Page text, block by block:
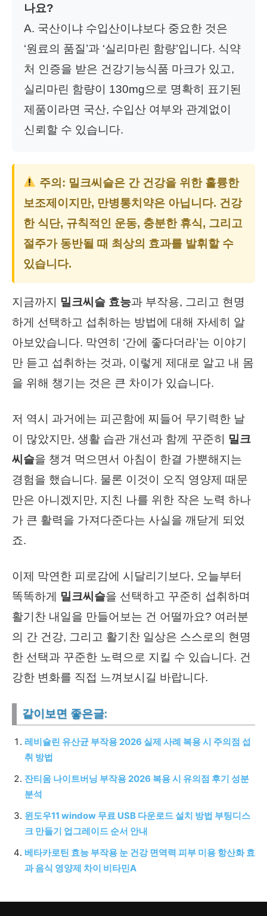
나요?
A. 국산이냐 수입산이냐보다 중요한 것은
‘원료의 품질’과 ‘실리마린 함량’입니다. 식약
처 인증을 받은 건강기능식품 마크가 있고,
실리마린 함량이 130mg으로 명확히 표기된
제품이라면 국산, 수입산 여부와 관계없이
신뢰할 수 있습니다.
주의: 밀크씨슬은 간 건강을 위한 훌륭한
보조제이지만, 만병통치약은 아닙니다. 건강
한 식단, 규칙적인 운동, 충분한 휴식, 그리고
절주가 동반될 때 최상의 효과를 발휘할 수
있습니다.
지금까지 밀크씨슬 효능과 부작용, 그리고 현명
하게 선택하고 섭취하는 방법에 대해 자세히 알
아보았습니다. 막연히 ‘간에 좋다더라’는 이야기
만 듣고 섭취하는 것과, 이렇게 제대로 알고 내 몸
을 위해 챙기는 것은 큰 차이가 있습니다.
저 역시 과거에는 피곤함에 찌들어 무기력한 날
이 많았지만, 생활 습관 개선과 함께 꾸준히 밀크
씨슬을 챙겨 먹으면서 아침이 한결 가뿐해지는
경험을 했습니다. 물론 이것이 오직 영양제 때문
만은 아니겠지만, 지친 나를 위한 작은 노력 하나
가 큰 활력을 가져다준다는 사실을 깨닫게 되었
죠.
이제 막연한 피로감에 시달리기보다, 오늘부터
똑똑하게 밀크씨슬을 선택하고 꾸준히 섭취하며
활기찬 내일을 만들어보는 건 어떨까요? 여러분
의 간 건강, 그리고 활기찬 일상은 스스로의 현명
한 선택과 꾸준한 노력으로 지킬 수 있습니다. 건
강한 변화를 직접 느껴보시길 바랍니다.
같이보면 좋은글:
레비슐린 유산균 부작용 2026 실제 사례 복용 시 주의점 섭
취 방법
잔티움 나이트버닝 부작용 2026 복용 시 유의점 후기 성분
분석
윈도우11 window 무료 USB 다운로드 설치 방법 부팅디스
크 만들기 업그레이드 순서 안내
베타카로틴 효능 부작용 눈 건강 면역력 피부 미용 항산화 효
과 음식 영양제 차이 비타민A